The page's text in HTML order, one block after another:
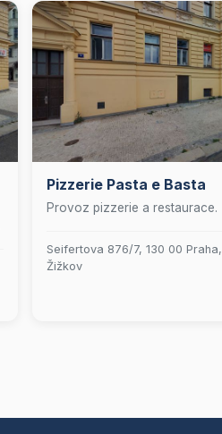
Pizzerie Pasta e Basta
Provoz pizzerie a restaurace.
Seifertova 876/7, 130 00 Praha,
Žižkov